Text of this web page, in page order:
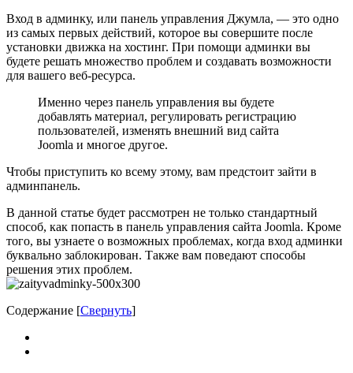
Вход в админку, или панель управления Джумла, — это одно
из самых первых действий, которое вы совершите после
установки движка на хостинг. При помощи админки вы
будете решать множество проблем и создавать возможности
для вашего веб-ресурса.
Именно через панель управления вы будете
добавлять материал, регулировать регистрацию
пользователей, изменять внешний вид сайта
Joomla и многое другое.
Чтобы приступить ко всему этому, вам предстоит зайти в
админпанель.
В данной статье будет рассмотрен не только стандартный
способ, как попасть в панель управления сайта Joomla. Кроме
того, вы узнаете о возможных проблемах, когда вход админки
буквально заблокирован. Также вам поведают способы
решения этих проблем.
Содержание [Свернуть]